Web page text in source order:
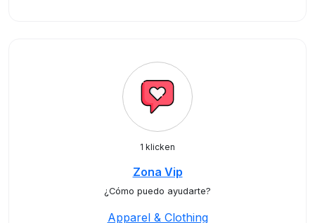
1 klicken
Zona Vip
¿Cómo puedo ayudarte?
Apparel & Clothing